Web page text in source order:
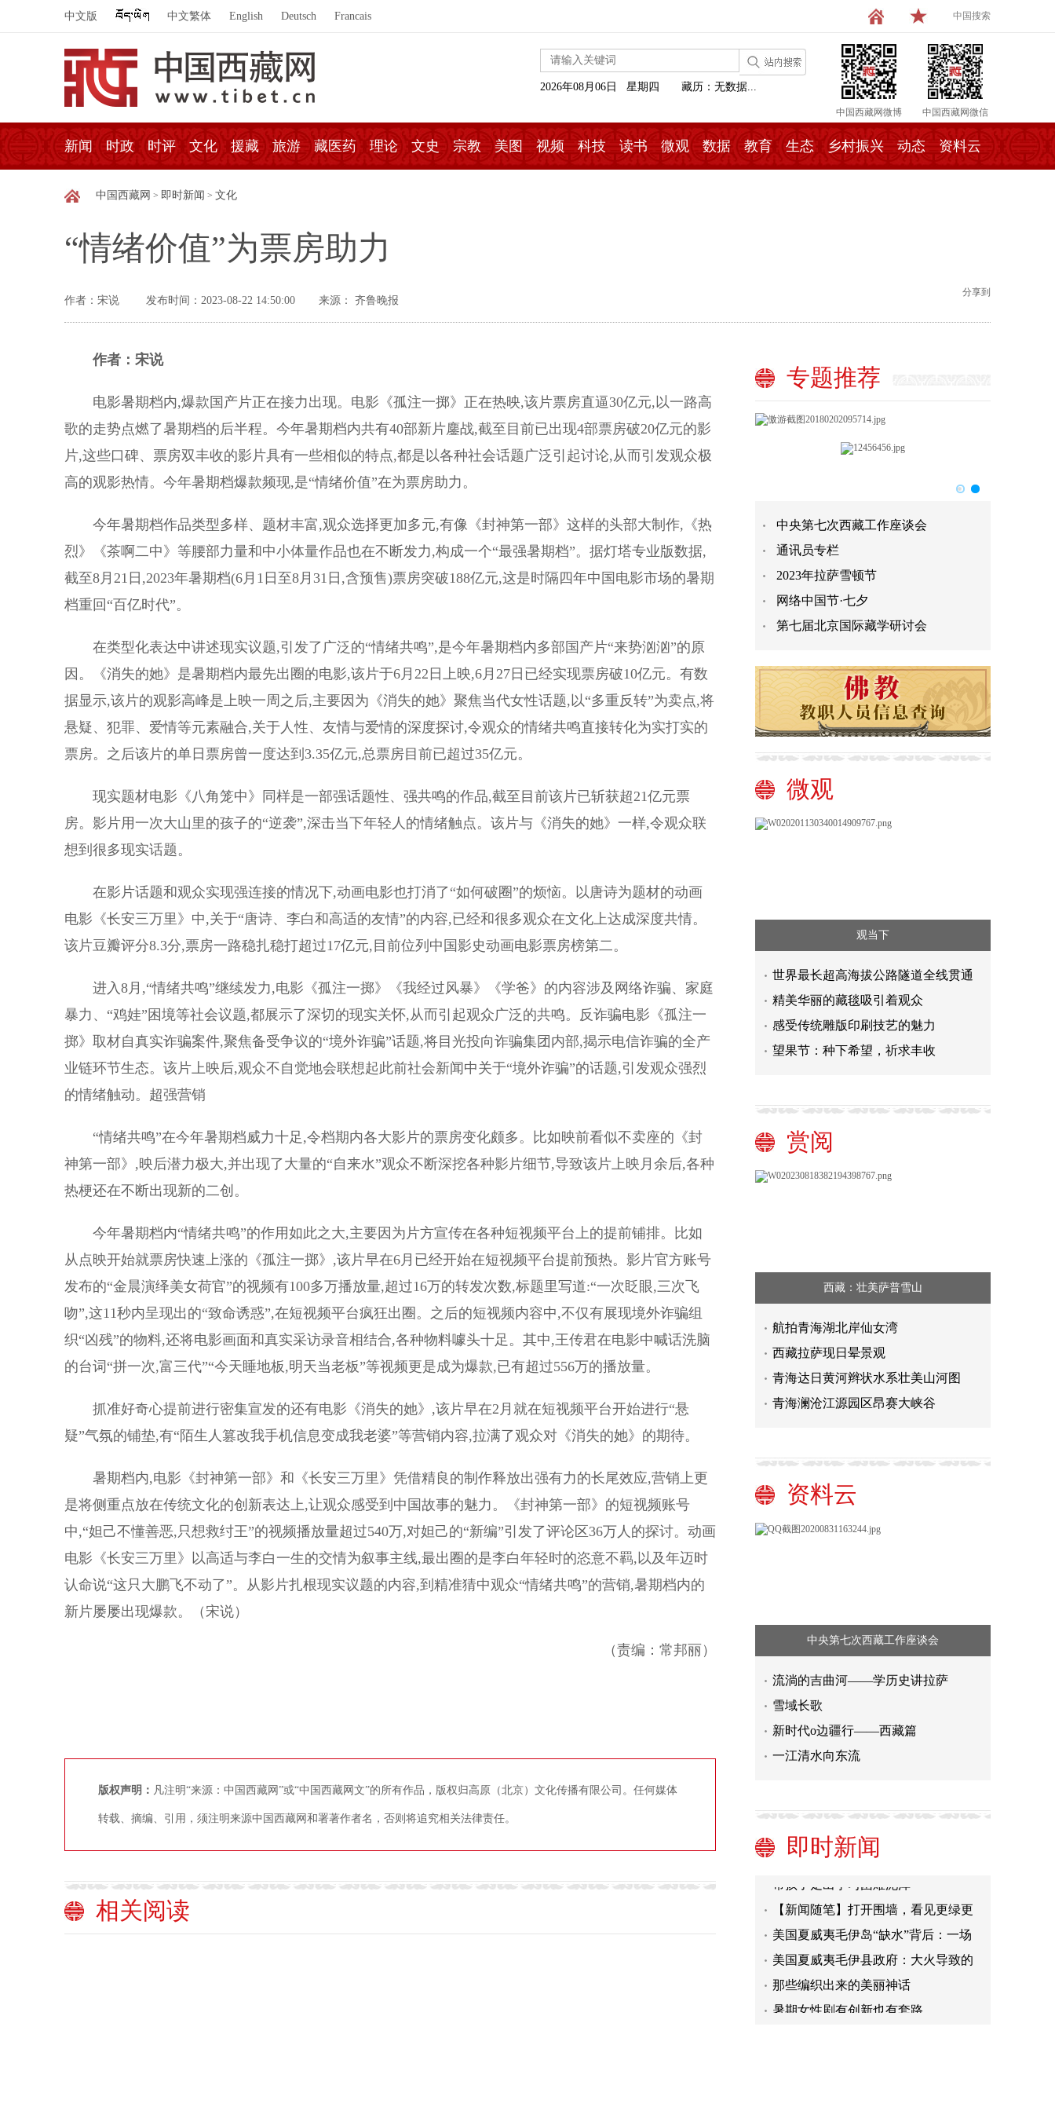
中文版 中文繁体 English Deutsch Francais 中国搜索
中国西藏网微博 中国西藏网微信
2026年08月06日 星期四 藏历：无数据...
新闻 时政 时评 文化 援藏 旅游 藏医药 理论 文史 宗教 美图 视频 科技 读书 微观 数据 教育 生态 乡村振兴 动态 资料云
中国西藏网 > 即时新闻 > 文化
“情绪价值”为票房助力
作者：宋说 发布时间：2023-08-22 14:50:00 来源： 齐鲁晚报
分享到
作者：宋说
电影暑期档内,爆款国产片正在接力出现。电影《孤注一掷》正在热映,该片票房直逼30亿元,以一路高
歌的走势点燃了暑期档的后半程。今年暑期档内共有40部新片鏖战,截至目前已出现4部票房破20亿元的影
片,这些口碑、票房双丰收的影片具有一些相似的特点,都是以各种社会话题广泛引起讨论,从而引发观众极
高的观影热情。今年暑期档爆款频现,是“情绪价值”在为票房助力。
今年暑期档作品类型多样、题材丰富,观众选择更加多元,有像《封神第一部》这样的头部大制作,《热
烈》《茶啊二中》等腰部力量和中小体量作品也在不断发力,构成一个“最强暑期档”。据灯塔专业版数据,
截至8月21日,2023年暑期档(6月1日至8月31日,含预售)票房突破188亿元,这是时隔四年中国电影市场的暑期
档重回“百亿时代”。
在类型化表达中讲述现实议题,引发了广泛的“情绪共鸣”,是今年暑期档内多部国产片“来势汹汹”的原
因。《消失的她》是暑期档内最先出圈的电影,该片于6月22日上映,6月27日已经实现票房破10亿元。有数
据显示,该片的观影高峰是上映一周之后,主要因为《消失的她》聚焦当代女性话题,以“多重反转”为卖点,将
悬疑、犯罪、爱情等元素融合,关于人性、友情与爱情的深度探讨,令观众的情绪共鸣直接转化为实打实的
票房。之后该片的单日票房曾一度达到3.35亿元,总票房目前已超过35亿元。
现实题材电影《八角笼中》同样是一部强话题性、强共鸣的作品,截至目前该片已斩获超21亿元票
房。影片用一次大山里的孩子的“逆袭”,深击当下年轻人的情绪触点。该片与《消失的她》一样,令观众联
想到很多现实话题。
在影片话题和观众实现强连接的情况下,动画电影也打消了“如何破圈”的烦恼。以唐诗为题材的动画
电影《长安三万里》中,关于“唐诗、李白和高适的友情”的内容,已经和很多观众在文化上达成深度共情。
该片豆瓣评分8.3分,票房一路稳扎稳打超过17亿元,目前位列中国影史动画电影票房榜第二。
进入8月,“情绪共鸣”继续发力,电影《孤注一掷》《我经过风暴》《学爸》的内容涉及网络诈骗、家庭
暴力、“鸡娃”困境等社会议题,都展示了深切的现实关怀,从而引起观众广泛的共鸣。反诈骗电影《孤注一
掷》取材自真实诈骗案件,聚焦备受争议的“境外诈骗”话题,将目光投向诈骗集团内部,揭示电信诈骗的全产
业链环节生态。该片上映后,观众不自觉地会联想起此前社会新闻中关于“境外诈骗”的话题,引发观众强烈
的情绪触动。超强营销
“情绪共鸣”在今年暑期档威力十足,令档期内各大影片的票房变化颇多。比如映前看似不卖座的《封
神第一部》,映后潜力极大,并出现了大量的“自来水”观众不断深挖各种影片细节,导致该片上映月余后,各种
热梗还在不断出现新的二创。
今年暑期档内“情绪共鸣”的作用如此之大,主要因为片方宣传在各种短视频平台上的提前铺排。比如
从点映开始就票房快速上涨的《孤注一掷》,该片早在6月已经开始在短视频平台提前预热。影片官方账号
发布的“金晨演绎美女荷官”的视频有100多万播放量,超过16万的转发次数,标题里写道:“一次眨眼,三次飞
吻”,这11秒内呈现出的“致命诱惑”,在短视频平台疯狂出圈。之后的短视频内容中,不仅有展现境外诈骗组
织“凶残”的物料,还将电影画面和真实采访录音相结合,各种物料噱头十足。其中,王传君在电影中喊话洗脑
的台词“拼一次,富三代”“今天睡地板,明天当老板”等视频更是成为爆款,已有超过556万的播放量。
抓准好奇心提前进行密集宣发的还有电影《消失的她》,该片早在2月就在短视频平台开始进行“悬
疑”气氛的铺垫,有“陌生人篡改我手机信息变成我老婆”等营销内容,拉满了观众对《消失的她》的期待。
暑期档内,电影《封神第一部》和《长安三万里》凭借精良的制作释放出强有力的长尾效应,营销上更
是将侧重点放在传统文化的创新表达上,让观众感受到中国故事的魅力。《封神第一部》的短视频账号
中,“妲己不懂善恶,只想救纣王”的视频播放量超过540万,对妲己的“新编”引发了评论区36万人的探讨。动画
电影《长安三万里》以高适与李白一生的交情为叙事主线,最出圈的是李白年轻时的恣意不羁,以及年迈时
认命说“这只大鹏飞不动了”。从影片扎根现实议题的内容,到精准猜中观众“情绪共鸣”的营销,暑期档内的
新片屡屡出现爆款。（宋说）
（责编：常邦丽）
版权声明： 凡注明“来源：中国西藏网”或“中国西藏网文”的所有作品，版权归高原（北京）文化传播有限公司。任何媒体
转载、摘编、引用，须注明来源中国西藏网和署著作者名，否则将追究相关法律责任。
相关阅读
专题推荐
中央第七次西藏工作座谈会
通讯员专栏
2023年拉萨雪顿节
网络中国节·七夕
第七届北京国际藏学研讨会
微观
观当下
世界最长超高海拔公路隧道全线贯通
精美华丽的藏毯吸引着观众
感受传统雕版印刷技艺的魅力
望果节：种下希望，祈求丰收
赏阅
西藏：壮美萨普雪山
航拍青海湖北岸仙女湾
西藏拉萨现日晕景观
青海达日黄河辫状水系壮美山河图
青海澜沧江源园区昂赛大峡谷
资料云
中央第七次西藏工作座谈会
流淌的吉曲河——学历史讲拉萨
雪域长歌
新时代o边疆行——西藏篇
一江清水向东流
即时新闻
那些编织出来的美丽神话
暑期女性剧有创新也有套路
留守儿童，如何与手机共处